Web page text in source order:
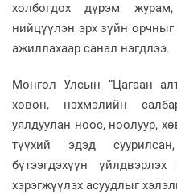
холбогдох дүрэм
нийцүүлэн эрх зүйн орчныг
ажиллахаар санал нэгдлээ.
Монгол Улсын “Цагаан
хөвөн, нэхмэлийн
уялдуулан ноос, ноолуур,
түүхий эдэд
бүтээгдэхүүн
хэрэгжүүлэх асуудлыг